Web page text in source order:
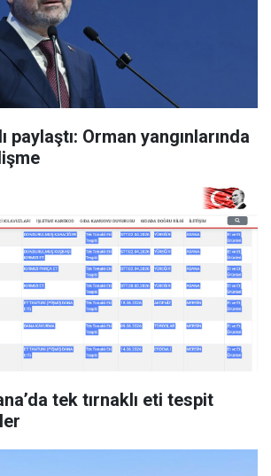
paylaştı: Orman yangınlarında
tek tırnaklı eti tespit